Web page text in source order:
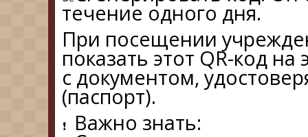
течение одного дня.
При посещении
показать этот QR-код
с документом,
(паспорт).
️Важно знать: